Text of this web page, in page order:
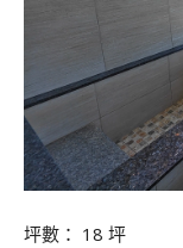
坪數： 18 坪